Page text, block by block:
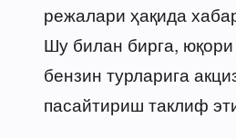
режалари ҳақида
Шу билан бирга, юқори
бензин турларига
пасайтириш таклиф